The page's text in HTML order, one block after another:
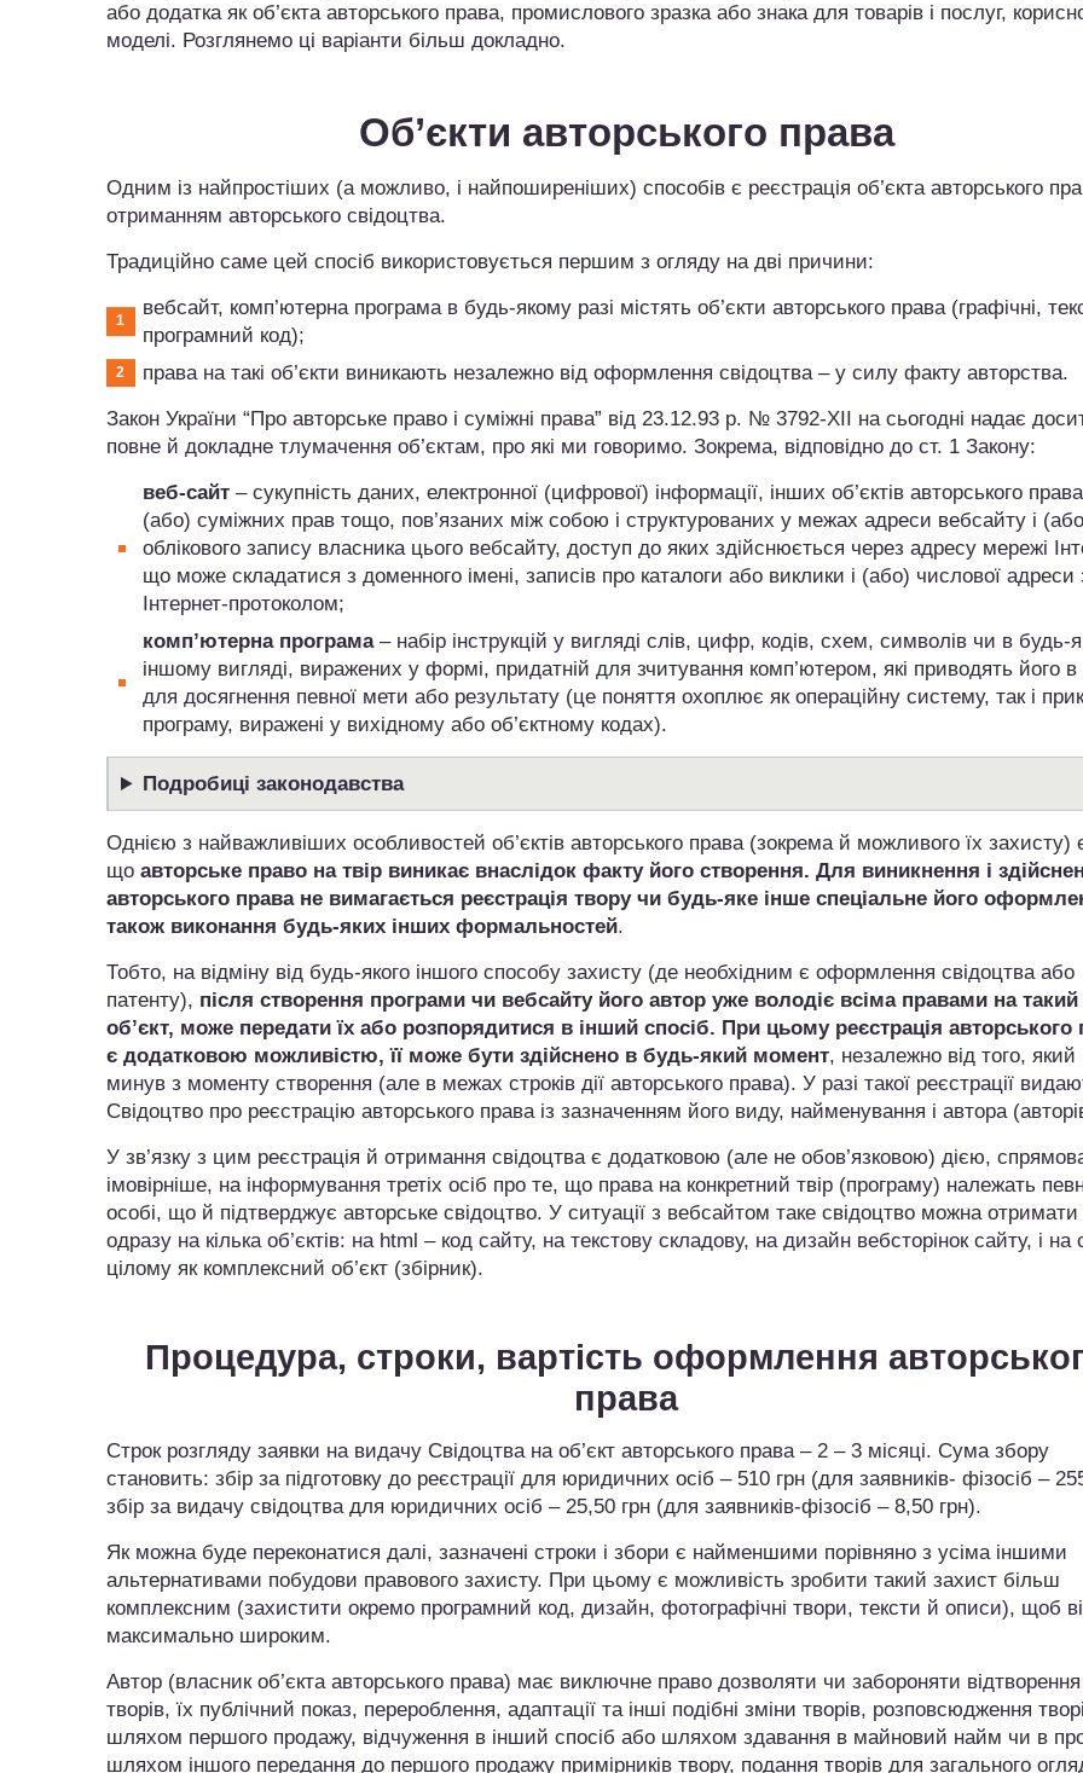
або додатка як об’єкта авторського права, промислового зразка або знака для товарів і послуг,
моделі. Розглянемо ці варіанти більш докладно.
Об’єкти авторського права
Одним із найпростіших (а можливо, і найпоширеніших) способів є реєстрація об’єкта авторського
отриманням авторського свідоцтва.
Традиційно саме цей спосіб використовується першим з огляду на дві причини:
вебсайт, комп’ютерна програма в будь-якому разі містять об’єкти авторського права (графічні,
програмний код);
права на такі об’єкти виникають незалежно від оформлення свідоцтва – у силу факту авторства.
Закон України “Про авторське право і суміжні права” від 23.12.93 р. № 3792-XII на сьогодні надає
повне й докладне тлумачення об’єктам, про які ми говоримо. Зокрема, відповідно до ст. 1 Закону:
веб-сайт – сукупність даних, електронної (цифрової) інформації, інших об’єктів авторського права
(або) суміжних прав тощо, пов’язаних між собою і структурованих у межах адреси вебсайту і
облікового запису власника цього вебсайту, доступ до яких здійснюється через адресу мережі
що може складатися з доменного імені, записів про каталоги або виклики і (або) числової адреси
Інтернет-протоколом;
комп’ютерна програма– набір інструкцій у вигляді слів, цифр, кодів, схем, символів чи в будь-
іншому вигляді, виражених у формі, придатній для зчитування комп’ютером, які приводять його в
для досягнення певної мети або результату (це поняття охоплює як операційну систему, так і
програму, виражені у вихідному або об’єктному кодах).
Подробиці законодавства
Однією з найважливіших особливостей об’єктів авторського права (зокрема й можливого їх захисту)
що авторське право на твір виникає внаслідок факту його створення. Для виникнення і
авторського права не вимагається реєстрація твору чи будь-яке інше спеціальне його
також виконання будь-яких інших формальностей.
Тобто, на відміну від будь-якого іншого способу захисту (де необхідним є оформлення свідоцтва або
патенту), після створення програми чи вебсайту його автор уже володіє всіма правами на такий
об’єкт, може передати їх або розпорядитися в інший спосіб. При цьому реєстрація авторського
є додатковою можливістю, її може бути здійснено в будь-який момент, незалежно від того, який
минув з моменту створення (але в межах строків дії авторського права). У разі такої реєстрації
Свідоцтво про реєстрацію авторського права із зазначенням його виду, найменування і автора
У зв’язку з цим реєстрація й отримання свідоцтва є додатковою (але не обов’язковою) дією,
імовірніше, на інформування третіх осіб про те, що права на конкретний твір (програму) належать
особі, що й підтверджує авторське свідоцтво. У ситуації з вебсайтом таке свідоцтво можна отримати
одразу на кілька об’єктів: на html – код сайту, на текстову складову, на дизайн вебсторінок сайту, і на
цілому як комплексний об’єкт (збірник).
Процедура, строки, вартість оформлення
права
Строк розгляду заявки на видачу Свідоцтва на об’єкт авторського права – 2 – 3 місяці. Сума збору
становить: збір за підготовку до реєстрації для юридичних осіб – 510 грн (для заявників- фізосіб –
збір за видачу свідоцтва для юридичних осіб – 25,50 грн (для заявників-фізосіб – 8,50 грн).
Як можна буде переконатися далі, зазначені строки і збори є найменшими порівняно з усіма іншими
альтернативами побудови правового захисту. При цьому є можливість зробити такий захист більш
комплексним (захистити окремо програмний код, дизайн, фотографічні твори, тексти й описи), щоб
максимально широким.
Автор (власник об’єкта авторського права) має виключне право дозволяти чи забороняти відтворення
творів, їх публічний показ, перероблення, адаптації та інші подібні зміни творів, розповсюдження
шляхом першого продажу, відчуження в інший спосіб або шляхом здавання в майновий найм чи в
шляхом іншого передання до першого продажу примірників твору, подання творів для загального